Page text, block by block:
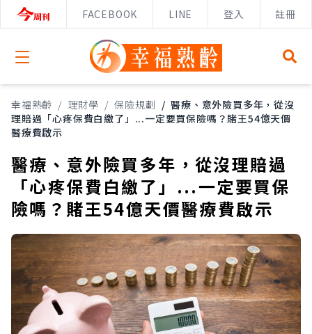
FACEBOOK LINE 登入 註冊
Open menu
幸福熟齡 / 理財學 / 保險規劃 / 醫療、意外險買多年，從沒
理賠過「心疼保費白繳了」...一定要買保險嗎？賭王54億天價
醫療費啟示
醫療、意外險買多年，從沒理賠過
「心疼保費白繳了」...一定要買保
險嗎？賭王54億天價醫療費啟示